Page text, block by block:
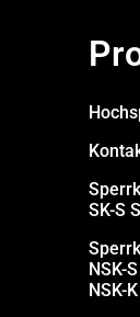
SK-S
NSK-
NSK-